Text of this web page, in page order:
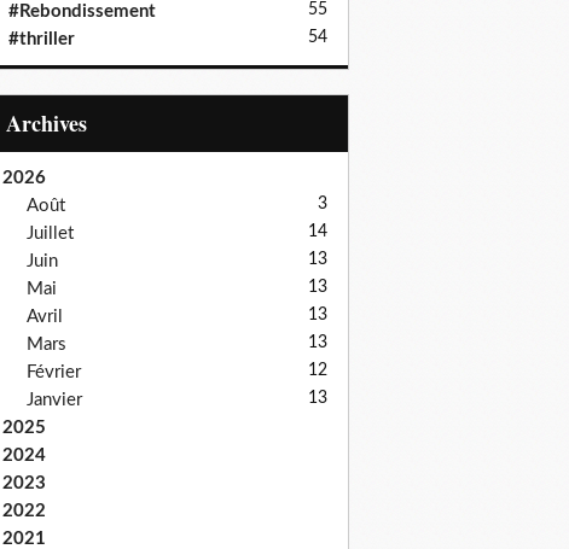
#Rebondissement 55
#thriller 54
Archives
2026
Août
3
Juillet 14
Juin 13
Mai 13
Avril 13
Mars 13
Février 12
Janvier 13
2025
2024
2023
2022
2021